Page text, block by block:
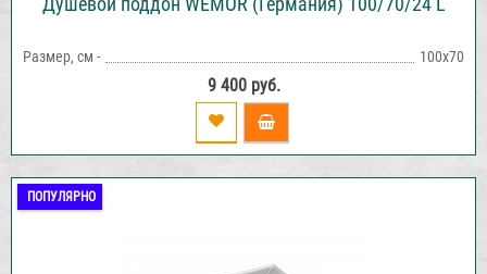
Размер, см - 100х70
9 400 руб.
ПОПУЛЯРНО